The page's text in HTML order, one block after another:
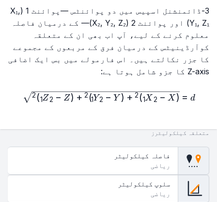
3-ڈائمنشنل اسپیس میں دو پوائنٹس —پوائنٹ 1 (X₁,
Y₁, Z₁) اور پوائنٹ 2 (X₂, Y₂, Z₂)— کے درمیان فاصلہ
معلوم کرنے کے لیے، آپ اب بھی ان کے متعلقہ
کوآرڈینیٹس کے درمیان فرق کے مربعوں کے مجموعے
کا جزر نکالتے ہیں۔ اس فارمولے میں بس ایک اضافی
Z-axis کا جزو شامل ہوتا ہے:
Y₁)^2+(Z₂-Z₁)^2} d
=
(
X 2 − X
1
)
2
+
(
Y2 − Y
1
)
2
+
(
Z2 − Z
1
)
2
متعلقہ کیلکولیٹرز
فاصلہ کیلکولیٹر
ریاضی
سلوپ کیلکولیٹر
ریاضی